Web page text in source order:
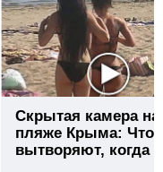
Скрытая камера на
пляже Крыма: Что
вытворяют, когда